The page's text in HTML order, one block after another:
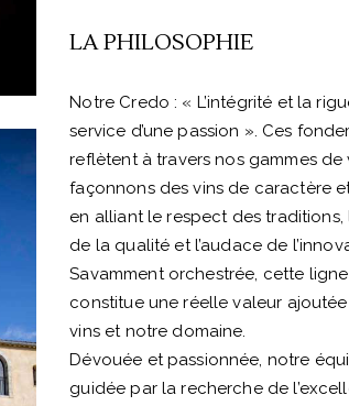
LA PHILOSOPHIE
Notre Credo : « L’intégrité et la
service d’une passion ». Ces
reflètent à travers nos gammes de
façonnons des vins de caractère
en alliant le respect des traditions,
de la qualité et l’audace de
Savamment orchestrée, cette
constitue une réelle valeur
vins et notre domaine.
Dévouée et passionnée, notre
guidée par la recherche de